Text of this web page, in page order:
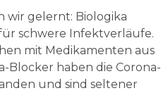
wir gelernt: Biologika
schwere Infektverläufe.
mit Medikamenten aus
Blocker haben die Corona-
und sind seltener